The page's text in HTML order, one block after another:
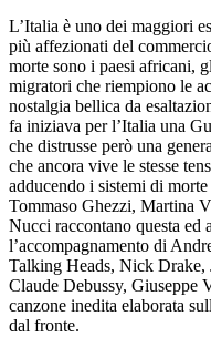
L’Italia è uno dei maggiori
più affezionati del
morte sono i paesi africani,
migratori che riempiono le
nostalgia bellica da
fa iniziava per l’Italia una
che distrusse però una
che ancora vive le stesse
adducendo i sistemi di
Tommaso Ghezzi, Martina
Nucci raccontano questa ed
l’accompagnamento di
Talking Heads, Nick Drake,
Claude Debussy, Giuseppe
canzone inedita elaborata
dal fronte.